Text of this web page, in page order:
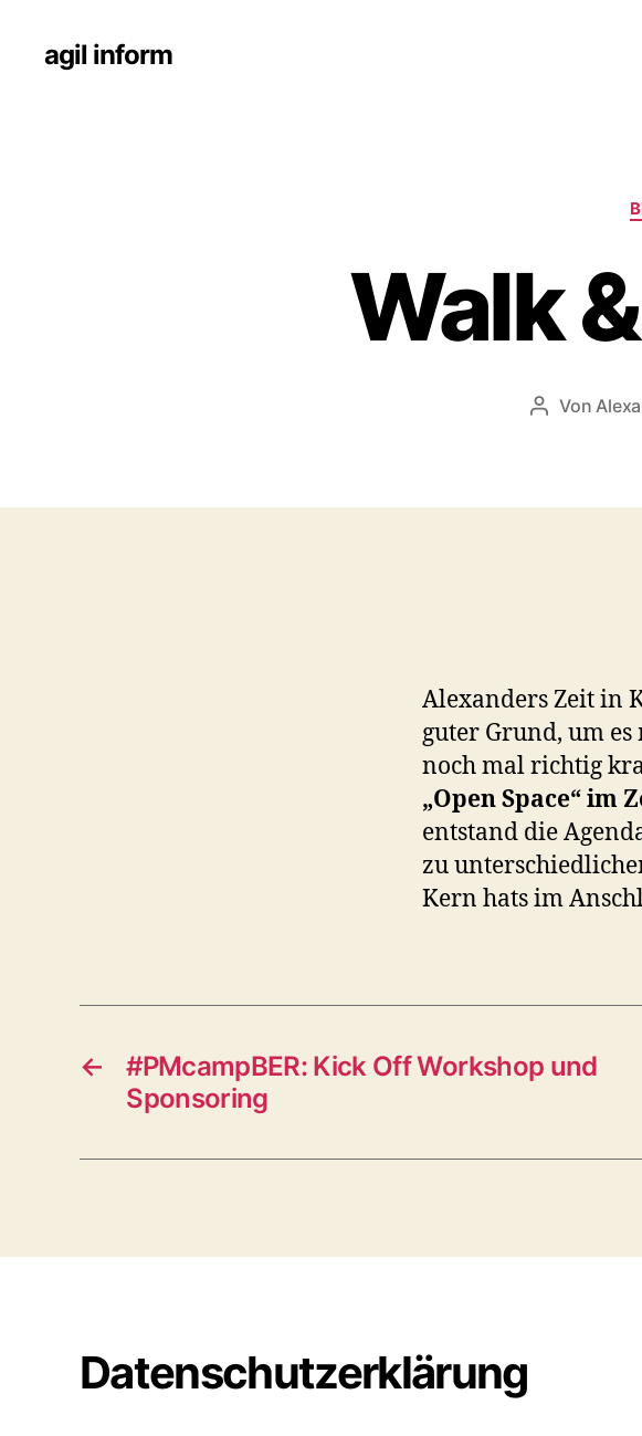
agil inform
Walk
Von
Alexanders Zeit in
guter Grund, um
noch mal richtig
„Open Space“ im
entstand die
zu
Kern hats im
←
#PMcampBER: Kick Off Workshop und
Sponsoring
Datenschutzerklärung